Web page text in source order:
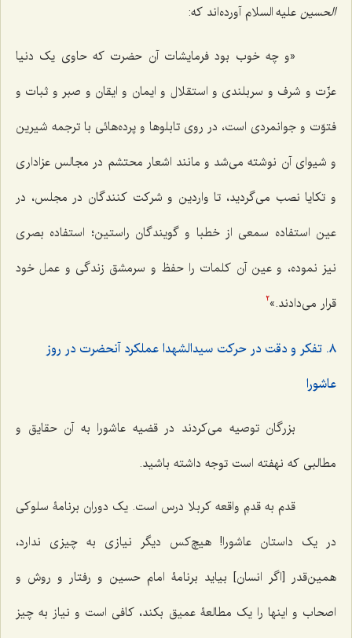
الحسین علیه السلام آورده‌اند که:
«و چه خوب بود فرمایشات آن حضرت که حاوی یک دنیا
عزّت و شرف و سربلندی و استقلال و ایمان و ایقان و صبر و ثبات و
فتوّت و جوانمردی است، در روی تابلوها و پرده‌هائی با ترجمه شیرین
و شیوای آن نوشته می‌شد و مانند اشعار محتشم در مجالس عزاداری
و تکایا نصب می‌گردید، تا واردین و شرکت کنندگان در مجلس، در
عین استفاده سمعی از خطبا و گویندگان راستین؛ استفاده بصری
نیز نموده، و عین آن کلمات را حفظ و سرمشق زندگی و عمل خود
قرار می‌دادند.»2
٨. تفکر و دقت در حرکت سیدالشهدا عملکرد آنحضرت در روز
عاشورا
بزرگان توصیه می‌کردند در قضیه عاشورا به آن حقایق و
مطالبی که نهفته است توجه داشته باشید.
قدم به قدمِ واقعه کربلا درس است. یک دوران برنامۀ سلوکی
در یک داستان عاشورا! هیچ‌کس دیگر نیازی به چیزی ندارد،
همین‌قدر [اگر انسان] بیاید برنامۀ امام حسین و رفتار و روش و
اصحاب و اینها را یک مطالعۀ عمیق بکند، کافی است و نیاز به چیز